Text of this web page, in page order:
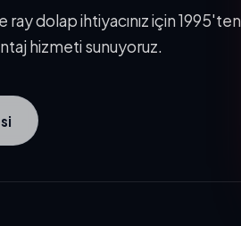
dolap ihtiyacınız için 1995'ten
hizmeti sunuyoruz.